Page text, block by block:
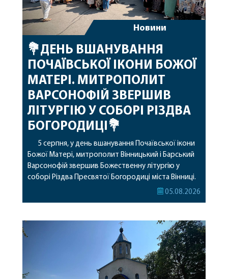
Новини
💐ДЕНЬ ВШАНУВАННЯ
ПОЧАЇВСЬКОЇ ІКОНИ БОЖОЇ
МАТЕРІ. МИТРОПОЛИТ
ВАРСОНОФІЙ ЗВЕРШИВ
ЛІТУРГІЮ У СОБОРІ РІЗДВА
БОГОРОДИЦІ💐
5 серпня, у день вшанування Почаївської ікони
Божої Матері, митрополит Вінницький і Барський
Варсонофій звершив Божественну літургію у
соборі Різдва Пресвятої Богородиці міста Вінниці.
Його Високопреосвященству співслужили
священному сані. Під час богослужіння підносилися
особливі молитви за мир в Україні, за воїнів, які
05.08.2026